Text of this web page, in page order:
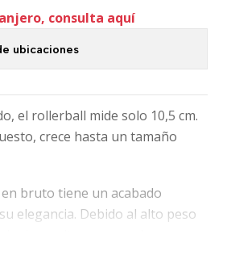
consulta aquí
ubicaciones
el rollerball mide solo 10,5 cm.
crece hasta un tamaño
bruto tiene un acabado
elegancia. Debido al alto peso
por sí mismo. Esto le permite